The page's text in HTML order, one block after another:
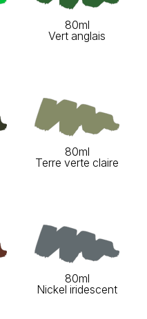
80ml
Vert anglais
80ml
Terre verte claire
80ml
Nickel iridescent